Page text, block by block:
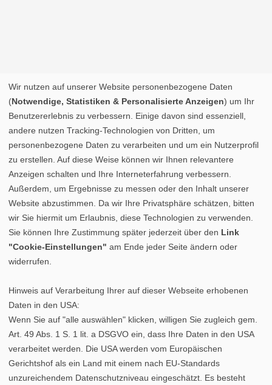
Wir nutzen auf unserer Website personenbezogene Daten
(Notwendige, Statistiken & Personalisierte Anzeigen) um Ihr
Benutzererlebnis zu verbessern. Einige davon sind essenziell,
andere nutzen Tracking-Technologien von Dritten, um
personenbezogene Daten zu verarbeiten und um ein Nutzerprofil
zu erstellen. Auf diese Weise können wir Ihnen relevantere
Anzeigen schalten und Ihre Interneterfahrung verbessern.
Außerdem, um Ergebnisse zu messen oder den Inhalt unserer
Website abzustimmen. Da wir Ihre Privatsphäre schätzen, bitten
wir Sie hiermit um Erlaubnis, diese Technologien zu verwenden.
Sie können Ihre Zustimmung später jederzeit über den Link
"Cookie-Einstellungen" am Ende jeder Seite ändern oder
widerrufen.
Hinweis auf Verarbeitung Ihrer auf dieser Webseite erhobenen
Daten in den USA:
Wenn Sie auf "alle auswählen" klicken, willigen Sie zugleich gem.
Art. 49 Abs. 1 S. 1 lit. a DSGVO ein, dass Ihre Daten in den USA
verarbeitet werden. Die USA werden vom Europäischen
Gerichtshof als ein Land mit einem nach EU-Standards
unzureichendem Datenschutzniveau eingeschätzt. Es besteht